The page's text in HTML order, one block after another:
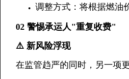
调整方式：将根据燃油
02 警惕承运人"重复收费"
⚠️ 新风险浮现
在监管趋严的同时，另一